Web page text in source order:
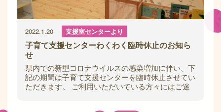
2022.1.20 支援室センターより
子育て支援センターわくわく臨時休止のお知ら
せ
県内での新型コロナウイルスの感染増加に伴い、下
記の期間は子育て支援センターを臨時休止させてい
ただきます。 ご利用いただいている方々にはご迷